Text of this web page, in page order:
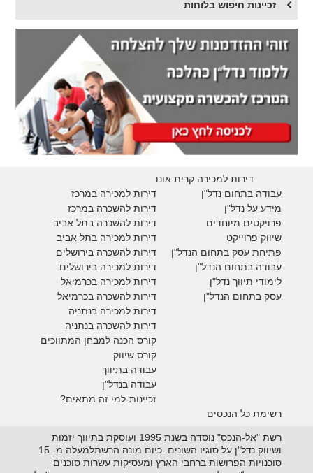
זכיינות חיפוש בלוחות
דירות למכירה קרית אונו
דירות למכירה במרכז
דירות להשכרה במרכז
דירות להשכרה בתל אביב
דירות למכירה בתל אביב
דירות להשכרה בירושלים
דירות למכירה בירושלים
דירות למכירה בכרמיאל
דירות להשכרה בכרמיאל
דירות למכירה בנתניה
דירות להשכרה בנתניה
קורס הכנה למבחן המתווכים
קורס שיווק
עבודה בתיווך
עבודה בנדל"ן
זכיינות-למי זה מתאים?
עבודה בתחום נדל"ן
מידע על נדל"ן
פרויקטים מיוחדים
שיווק פרוייקט
פתיחת עסק בתחום הנדל"ן
עבודה בתחום הנדל"ן
לימודי תיווך נדל"ן
עסק בתחום הנדל"ן
רשימת כל הנכסים
רשת "אל-הנכס" נוסדה בשנת 1995 ועוסקת בתיווך יזמות
ושיווק נדל"ן על סוגיו השונים. כיום מונה הרשתלמעלה מ- 15
סוכנויות הפרושות ברחבי הארץ ומעסיקות עשרות סוכנים